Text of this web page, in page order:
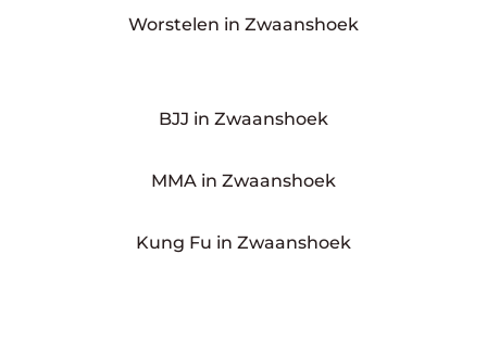
Worstelen in Zwaanshoek
BJJ in Zwaanshoek
MMA in Zwaanshoek
Kung Fu in Zwaanshoek